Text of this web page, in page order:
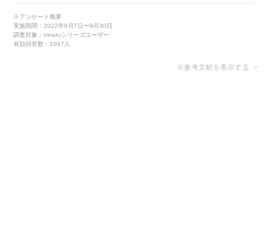
※アンケート概要
実施期間：2022年9月7日〜9月30日
調査対象：ninaruシリーズユーザー
有効回答数：1097人
※参考文献を表示する